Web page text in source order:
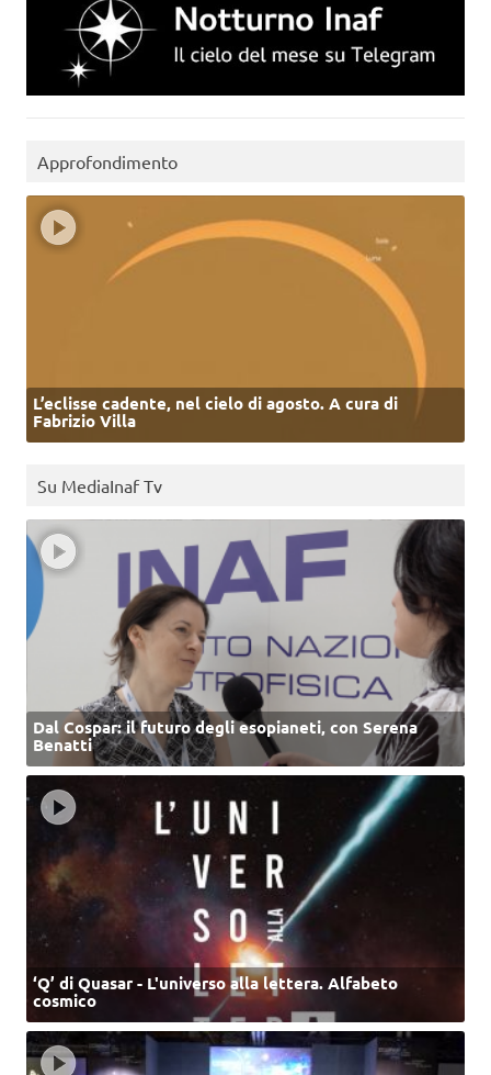
Approfondimento
L’eclisse cadente, nel cielo di agosto. A cura di
Fabrizio Villa
Su MediaInaf Tv
Dal Cospar: il futuro degli esopianeti, con Serena
Benatti
‘Q’ di Quasar - L'universo alla lettera. Alfabeto
cosmico